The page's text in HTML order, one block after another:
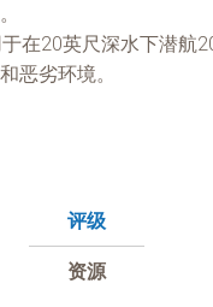
在20英尺深水下潜航
恶劣环境。
评级
资源